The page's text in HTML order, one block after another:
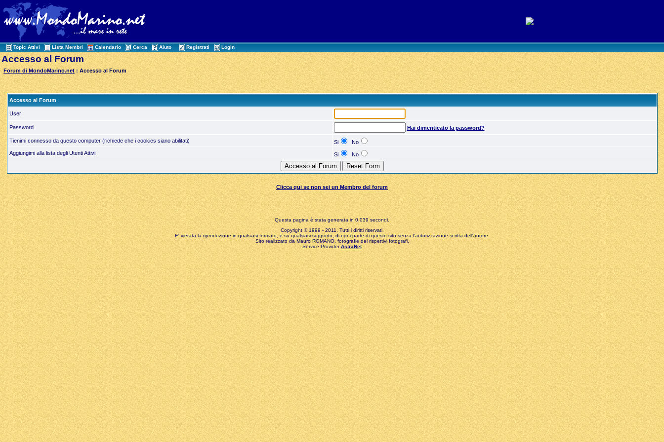
Topic Attivi Lista Membri Calendario Cerca Aiuto Registrati Login
Accesso al Forum
Forum di MondoMarino.net : Accesso al Forum
Accesso al Forum
User
Password Hai dimenticato la password?
Tienimi connesso da questo computer (richiede che i cookies siano abilitati) Si
No
Aggiungimi alla lista degli Utenti Attivi
Si No
Clicca qui se non sei un Membro del forum
Questa pagina è stata generata in 0,039 secondi.
Copyright © 1999 - 2011. Tutti i diritti riservati.
E' vietata la riproduzione in qualsiasi formato, e su qualsiasi supporto, di ogni parte di questo sito senza l'autorizzazione scritta dell'autore.
Sito realizzato da Mauro ROMANO, fotografie dei rispettivi fotografi.
Service ProviderAstraNet